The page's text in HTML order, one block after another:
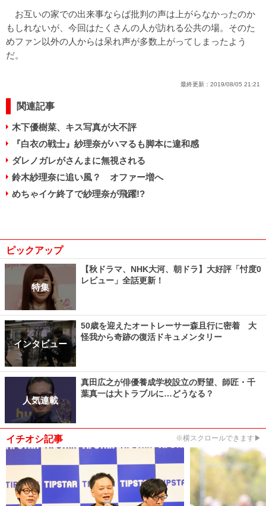
お互いの家での出来事ならば批判の声は上がらなかったのか
もしれないが、今回はたくさんの人が訪れる公共の場。そのた
めファン以外の人からは呆れ声が多数上がってしまったよう
だ。
最終更新： 2019/08/05 21:21
関連記事
木下優樹菜、キス写真が大不評
『白衣の戦士』紗理奈がハマるも脚本に違和感
ダレノガレがさんまに無視される
鈴木紗理奈に追い風？ オファー増へ
めちゃイケ終了で紗理奈が飛躍!?
ピックアップ
特集
【秋ドラマ、NHK大河、朝ドラ】大好評「忖度0
レビュー」全話更新！
インタビュー
50歳を迎えたオートレーサー森且行に密着 大
怪我から奇跡の復活ドキュメンタリー
人気連載
真田広之が俳優養成学校設立の野望、師匠・千
葉真一は大トラブルに…どうなる？
イチオシ記事 ※横スクロールできます▶